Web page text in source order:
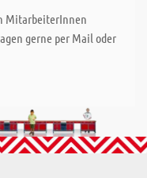
MitarbeiterInnen
gerne per Mail oder